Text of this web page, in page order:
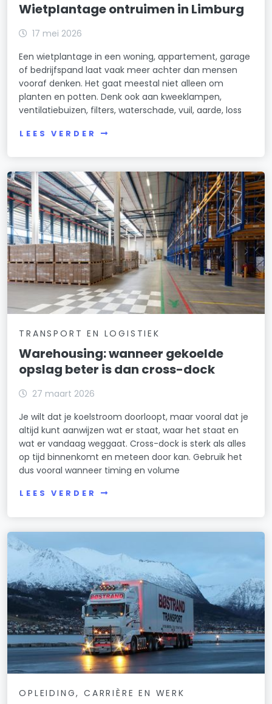
Wietplantage ontruimen in Limburg
17 mei 2026
Een wietplantage in een woning, appartement, garage
of bedrijfspand laat vaak meer achter dan mensen
vooraf denken. Het gaat meestal niet alleen om
planten en potten. Denk ook aan kweeklampen,
ventilatiebuizen, filters, waterschade, vuil, aarde, loss
LEES VERDER
TRANSPORT EN LOGISTIEK
Warehousing: wanneer gekoelde
opslag beter is dan cross-dock
27 maart 2026
Je wilt dat je koelstroom doorloopt, maar vooral dat je
altijd kunt aanwijzen wat er staat, waar het staat en
wat er vandaag weggaat. Cross-dock is sterk als alles
op tijd binnenkomt en meteen door kan. Gebruik het
dus vooral wanneer timing en volume
LEES VERDER
OPLEIDING, CARRIÈRE EN WERK